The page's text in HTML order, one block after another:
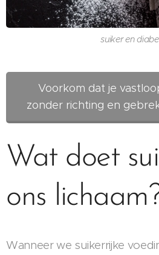
suiker en
Voorkom dat je
zonder richting en
Wat doet
ons
Wanneer we suikerrijke